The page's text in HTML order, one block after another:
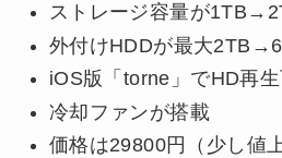
ストレージ容量が
外付けHDDが最大
iOS版「torne」でHD再
冷却ファンが搭載
価格は29800円（少し値